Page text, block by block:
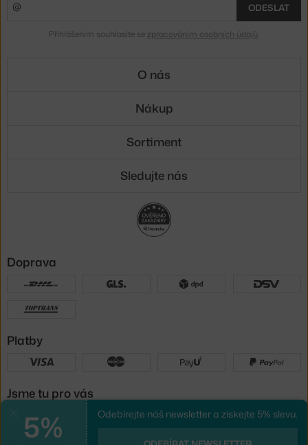
5% Odebírejte náš newsletter a získejte 5% slevu.
ODESLAT
Přihlášením souhlasíte se zpracováním osobních údajů
O nás
Nákup
Sortiment
Sledujte nás
Doprava
Platby
Jsme tu pro vás
e-shop na míruod